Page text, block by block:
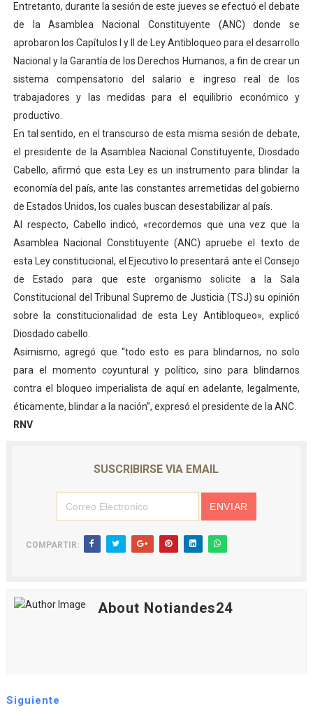
Campo Elías consolida plan de bacheo en el sector La
Fundecem inició con éxito el taller vacacional de
El Lactario del Iahula celebra la Semana Mundial de la
Plan Vacacional "Venezuela Ríe 2026" brinda
Iniciación al yoga reúne a diversos clubes deportivos
Mincomunas impulsa el autogobierno en Mérida con
Expertos inspeccionan espacios del OAN para la
Entretanto, durante la sesión de este jueves se efectuó el debate
de la Asamblea Nacional Constituyente (ANC) donde se
aprobaron los Capítulos I y II de Ley Antibloqueo para el desarrollo
Nacional y la Garantía de los Derechos Humanos, a fin de crear un
sistema compensatorio del salario e ingreso real de los
trabajadores y las medidas para el equilibrio económico y
productivo.
En tal sentido, en el transcurso de esta misma sesión de debate,
el presidente de la Asamblea Nacional Constituyente, Diosdado
Cabello, afirmó que esta Ley es un instrumento para blindar la
economía del país, ante las constantes arremetidas del gobierno
de Estados Unidos, los cuales buscan desestabilizar al país.
Al respecto, Cabello indicó, «recordemos que una vez que la
Asamblea Nacional Constituyente (ANC) apruebe el texto de
esta Ley constitucional, el Ejecutivo lo presentará ante el Consejo
de Estado para que este organismo solicite a la Sala
Constitucional del Tribunal Supremo de Justicia (TSJ) su opinión
sobre la constitucionalidad de esta Ley Antibloqueo», explicó
Diosdado cabello.
Asimismo, agregó que “todo esto es para blindarnos, no solo
para el momento coyuntural y político, sino para blindarnos
contra el bloqueo imperialista de aquí en adelante, legalmente,
éticamente, blindar a la nación”, expresó el presidente de la ANC.
RNV
SUSCRIBIRSE VIA EMAIL
COMPARTIR:
About Notiandes24
Siguiente